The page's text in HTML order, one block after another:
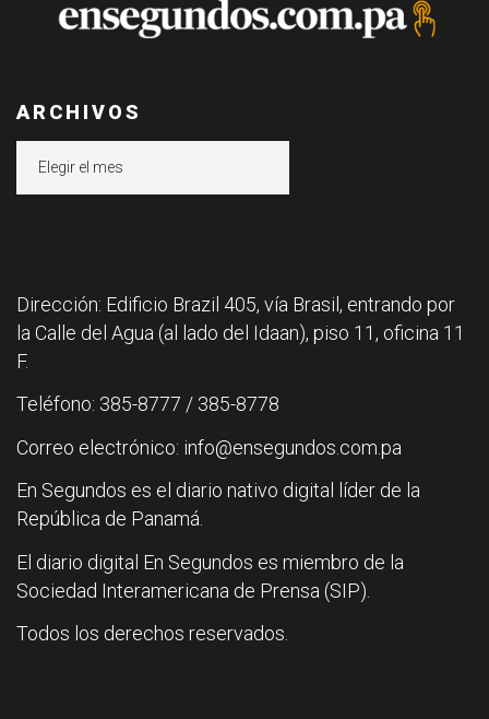
ARCHIVOS
Dirección: Edificio Brazil 405, vía Brasil, entrando por
la Calle del Agua (al lado del Idaan), piso 11, oficina 11
F.
Teléfono: 385-8777 / 385-8778
Correo electrónico: info@ensegundos.com.pa
En Segundos es el diario nativo digital líder de la
República de Panamá.
El diario digital En Segundos es miembro de la
Sociedad Interamericana de Prensa (SIP).
Todos los derechos reservados.